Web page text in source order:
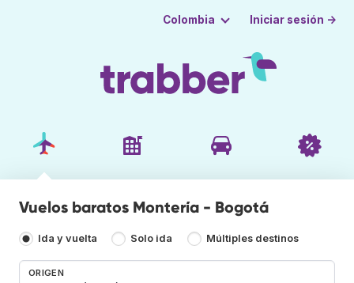
Colombia Iniciar sesión →
Vuelos baratos Montería - Bogotá
Ida y vuelta Solo ida Múltiples destinos
ORIGEN